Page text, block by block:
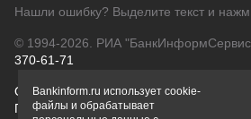
Нашли ошибку? Выделите текст и
© 1994-2026. РИА
370-61-71
О проектеПолитика
Правовая информацияДля
Bankinform.ru использует cookie-
файлы и обрабатывает